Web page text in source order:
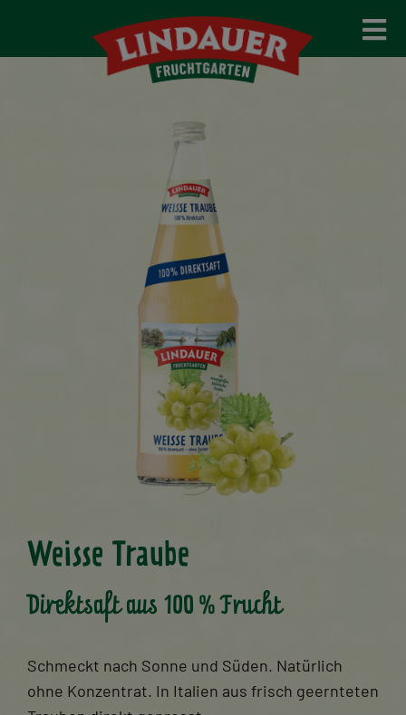
Weisse Traube
Direktsaft aus 100 % Frucht
Schmeckt nach Sonne und Süden. Natürlich
ohne Konzentrat. In Italien aus frisch geernteten